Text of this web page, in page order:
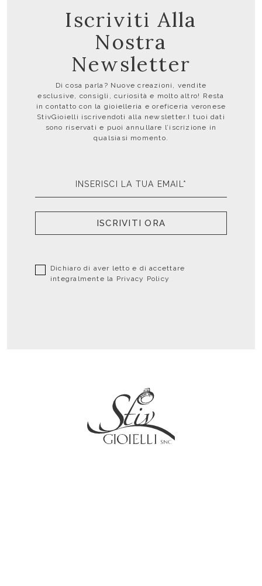
Iscriviti Alla
Nostra
Newsletter
Di cosa parla? Nuove creazioni, vendite
esclusive, consigli, curiosità e molto altro! Resta
in contatto con la gioielleria e oreficeria veronese
StivGioielli iscrivendoti alla newsletter.I tuoi dati
sono riservati e puoi annullare l’iscrizione in
qualsiasi momento.
ISCRIVITI ORA
Dichiaro di aver letto e di accettare
integralmente la Privacy Policy